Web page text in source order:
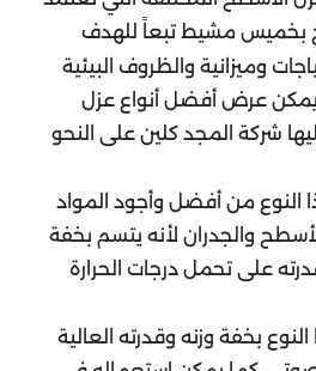
بخميس مشيط تبعاً للهدف
وميزانية والظروف البيئية
عرض أفضل أنواع عزل
شركة المجد كلين على النحو
النوع من أفضل وأجود المواد
والجدران لأنه يتسم بخفة
على تحمل درجات الحرارة
بخفة وزنه وقدرته العالية